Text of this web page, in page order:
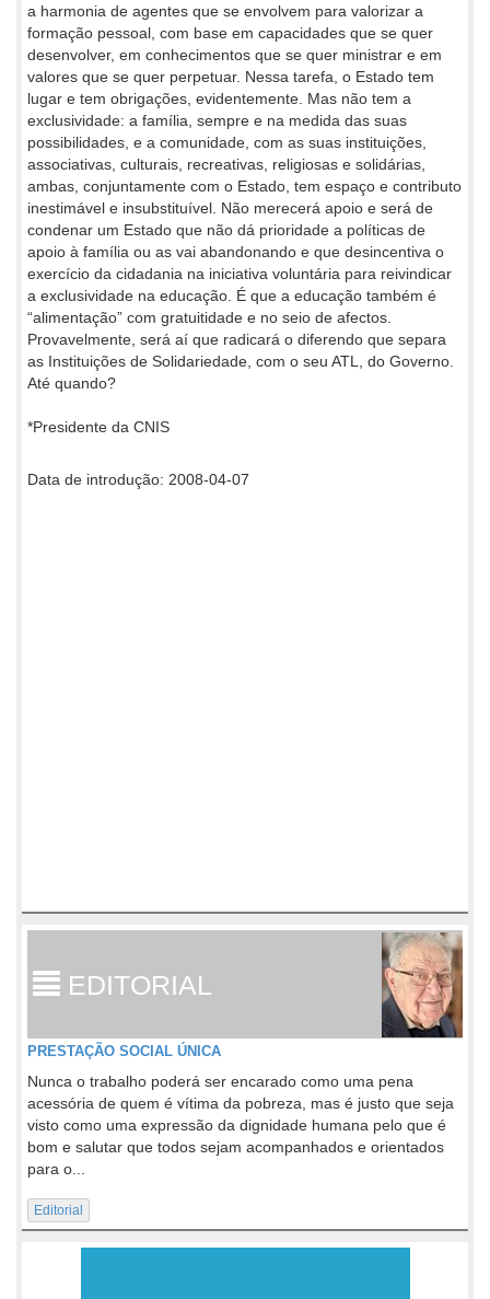
a harmonia de agentes que se envolvem para valorizar a
formação pessoal, com base em capacidades que se quer
desenvolver, em conhecimentos que se quer ministrar e em
valores que se quer perpetuar. Nessa tarefa, o Estado tem
lugar e tem obrigações, evidentemente. Mas não tem a
exclusividade: a família, sempre e na medida das suas
possibilidades, e a comunidade, com as suas instituições,
associativas, culturais, recreativas, religiosas e solidárias,
ambas, conjuntamente com o Estado, tem espaço e contributo
inestimável e insubstituível. Não merecerá apoio e será de
condenar um Estado que não dá prioridade a políticas de
apoio à família ou as vai abandonando e que desincentiva o
exercício da cidadania na iniciativa voluntária para reivindicar
a exclusividade na educação. É que a educação também é
“alimentação” com gratuitidade e no seio de afectos.
Provavelmente, será aí que radicará o diferendo que separa
as Instituições de Solidariedade, com o seu ATL, do Governo.
Até quando?
*Presidente da CNIS
Data de introdução: 2008-04-07
EDITORIAL
PRESTAÇÃO SOCIAL ÚNICA
Nunca o trabalho poderá ser encarado como uma pena
acessória de quem é vítima da pobreza, mas é justo que seja
visto como uma expressão da dignidade humana pelo que é
bom e salutar que todos sejam acompanhados e orientados
para o...
Editorial